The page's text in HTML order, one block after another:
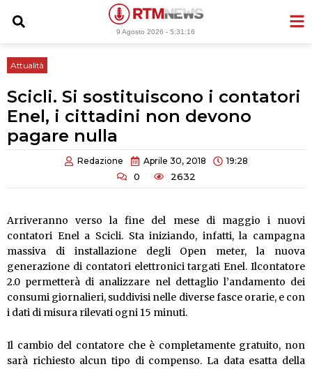
9 Agosto 2026 -5:31:17
Attualità
Scicli. Si sostituiscono i contatori
Enel, i cittadini non devono
pagare nulla
Redazione Aprile 30, 2018 19:28
0 2632
Arriveranno verso la fine del mese di maggio i nuovi
contatori Enel a Scicli. Sta iniziando, infatti, la campagna
massiva di installazione degli Open meter, la nuova
generazione di contatori elettronici targati Enel. Ilcontatore
2.0 permetterà di analizzare nel dettaglio l’andamento dei
consumi giornalieri, suddivisi nelle diverse fasce orarie, e con
i dati di misura rilevati ogni 15 minuti.
Il cambio del contatore che è completamente gratuito, non
sarà richiesto alcun tipo di compenso. La data esatta della